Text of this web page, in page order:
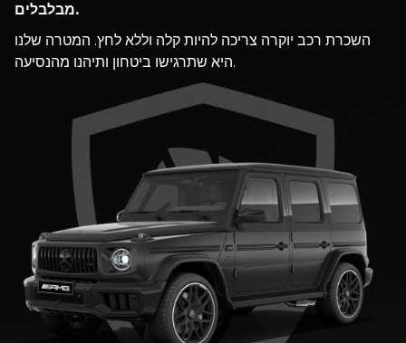
מבלבלים.
השכרת רכב יוקרה צריכה להיות קלה וללא לחץ. המטרה שלנו
היא שתרגישו ביטחון ותיהנו מהנסיעה.